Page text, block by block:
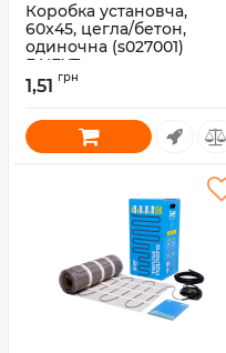
Коробка установча,
60x45, цегла/бетон,
одиночна (s027001)
E.NEXT
Артикул:
1,51 грн